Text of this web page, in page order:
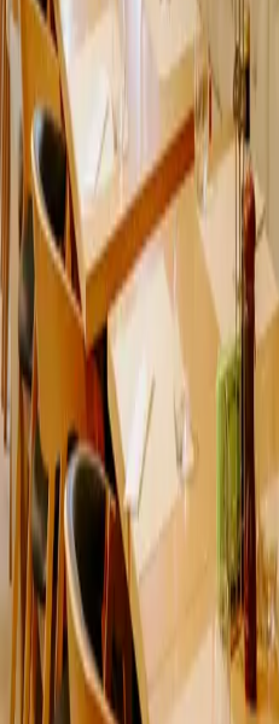
Orice poveste începe cu un loc
Urmărește-ne
Contact
Email
Timișoara, România
Utile
Locații
Servicii
Evenimente
Despre
Contact
Beneficii
Termeni & Politici
Termeni și condiții
Politica de confidențialitate
Politica cookie
Setări Cookie